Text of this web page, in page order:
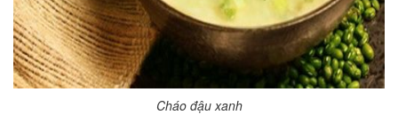
Cháo đậu xanh